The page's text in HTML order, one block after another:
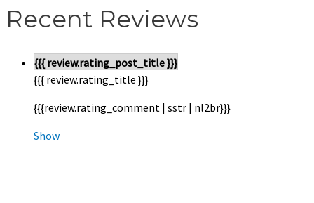
Recent Reviews
{{{ review.rating_post_title }}}
{{{ review.rating_title }}}
{{{review.rating_comment | sstr | nl2br}}}
Show